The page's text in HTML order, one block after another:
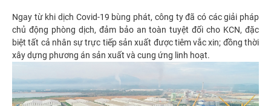
Ngay từ khi dịch Covid-19 bùng phát, công ty đã có các giải pháp
chủ động phòng dịch, đảm bảo an toàn tuyệt đối cho KCN, đặc
biệt tất cả nhân sự trực tiếp sản xuất được tiêm vắc xin; đồng thời
xây dựng phương án sản xuất và cung ứng linh hoạt.